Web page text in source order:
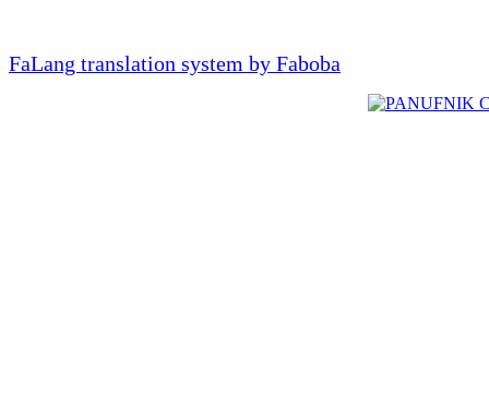
FaLang translation system by Faboba